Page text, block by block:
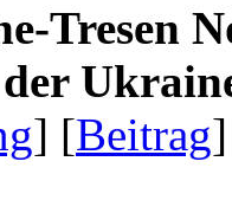
Tresen
] [Beitrag